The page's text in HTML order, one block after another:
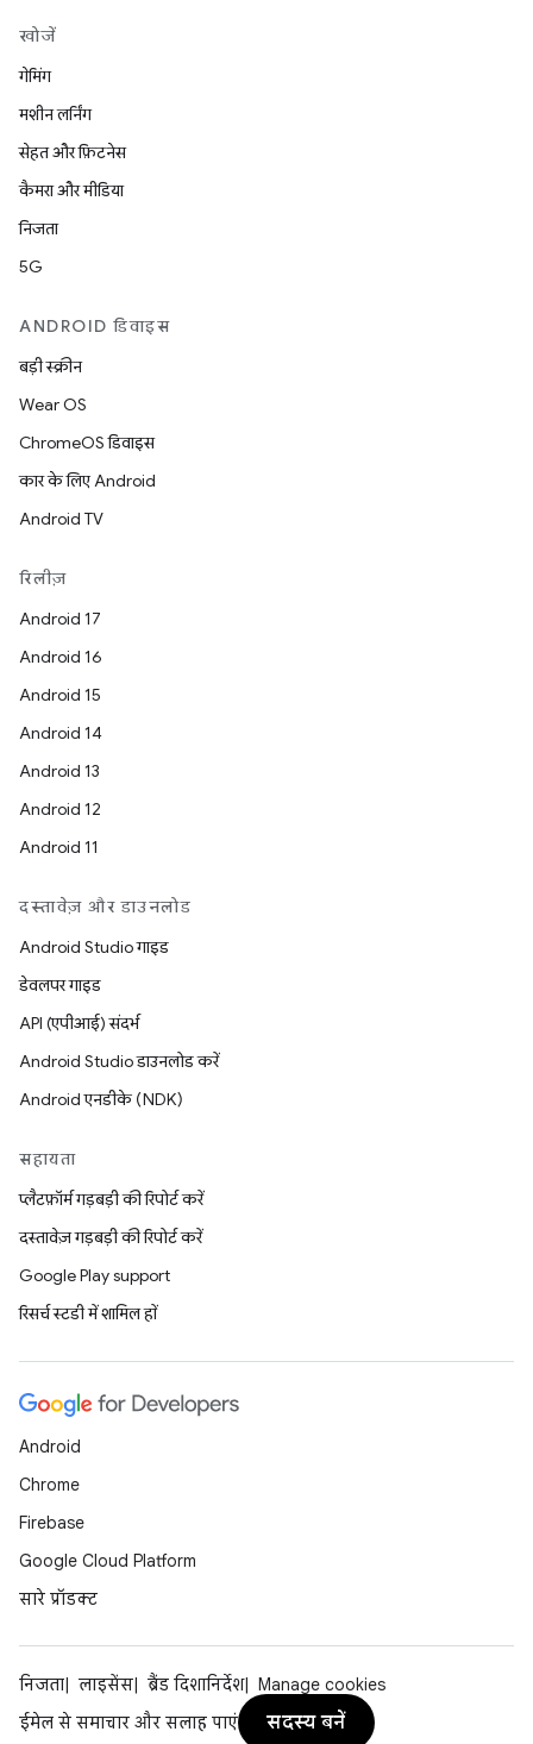
खोजें
गेमिंग
मशीन लर्निंग
सेहत और फ़िटनेस
कैमरा और मीडिया
निजता
5G
ANDROID डिवाइस
बड़ी स्क्रीन
Wear OS
ChromeOS डिवाइस
कार के लिए Android
Android TV
रिलीज़
Android 17
Android 16
Android 15
Android 14
Android 13
Android 12
Android 11
दस्तावेज़ और डाउनलोड
Android Studio गाइड
डेवलपर गाइड
API (एपीआई) संदर्भ
Android Studio डाउनलोड करें
Android एनडीके (NDK)
सहायता
प्लैटफ़ॉर्म गड़बड़ी की रिपोर्ट करें
दस्तावेज़ गड़बड़ी की रिपोर्ट करें
Google Play support
रिसर्च स्टडी में शामिल हों
Android
Chrome
Firebase
Google Cloud Platform
सारे प्रॉडक्ट
निजता लाइसेंस ब्रैंड दिशानिर्देश
Manage cookies
ईमेल से समाचार और सलाह पाएं
सदस्य बनें